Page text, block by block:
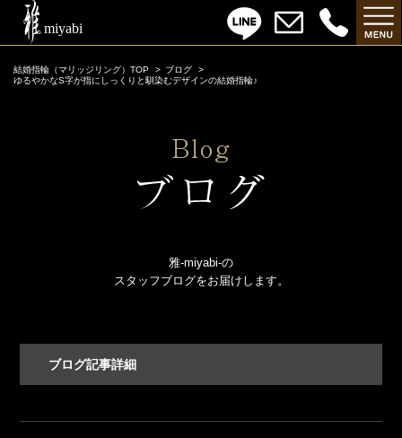
結婚指輪（マリッジリング）TOP
ブログ
ゆるやかなS字が指にしっくりと馴染むデザインの結婚指輪♪
雅-miyabi-の
スタッフブログをお届けします。
ブログ記事詳細